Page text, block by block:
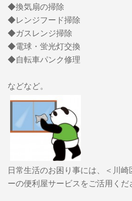
◆換気扇の掃除
◆レンジフード掃除
◆ガスレンジ掃除
◆電球・蛍光灯交換
◆自転車パンク修理
などなど。
日常生活のお困り事には、＜川
ーの便利屋サービスをご活用くだ